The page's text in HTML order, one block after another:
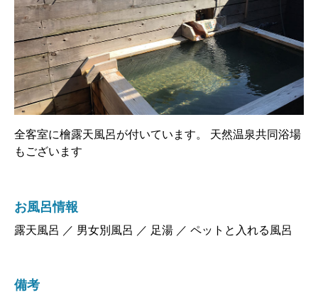
全客室に檜露天風呂が付いています。 天然温泉共同浴場
もございます
お風呂情報
露天風呂 ／ 男女別風呂 ／ 足湯 ／ ペットと入れる風呂
備考